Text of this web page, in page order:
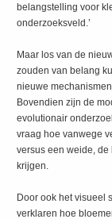
belangstelling voor
onderzoeksveld.’
Maar los van de
zouden van belang
nieuwe
Bovendien zijn de
evolutionair
vraag hoe vanwege
versus een weide,
krijgen.
Door ook het visueel
verklaren hoe